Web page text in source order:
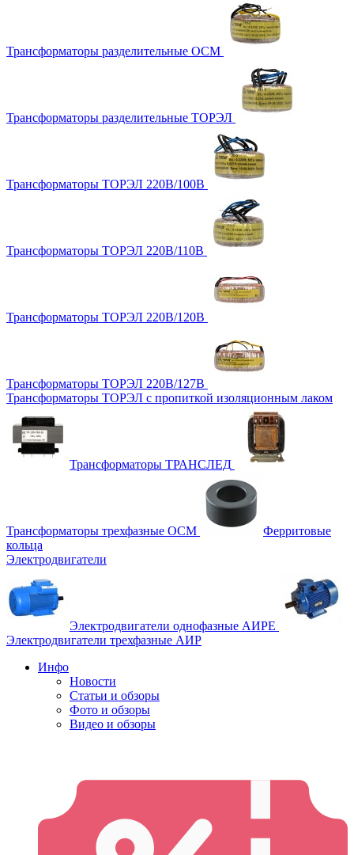
Трансформаторы разделительные ОСМ
Трансформаторы разделительные ТОРЭЛ
Трансформаторы ТОРЭЛ 220В/100В
Трансформаторы ТОРЭЛ 220В/110В
Трансформаторы ТОРЭЛ 220В/120В
Трансформаторы ТОРЭЛ 220В/127В
Трансформаторы ТОРЭЛ с пропиткой изоляционным лаком
Трансформаторы ТРАНСЛЕД
Трансформаторы трехфазные ОСМ
Ферритовые
кольца
Электродвигатели
Электродвигатели однофазные АИРЕ
Электродвигатели трехфазные АИР
Инфо
Новости
Статьи и обзоры
Фото и обзоры
Видео и обзоры